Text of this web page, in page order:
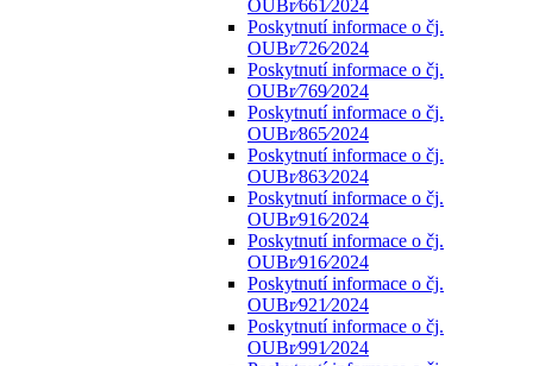
OUBr⁄661⁄2024
Poskytnutí informace o čj.
OUBr⁄726⁄2024
Poskytnutí informace o čj.
OUBr⁄769⁄2024
Poskytnutí informace o čj.
OUBr⁄865⁄2024
Poskytnutí informace o čj.
OUBr⁄863⁄2024
Poskytnutí informace o čj.
OUBr⁄916⁄2024
Poskytnutí informace o čj.
OUBr⁄916⁄2024
Poskytnutí informace o čj.
OUBr⁄921⁄2024
Poskytnutí informace o čj.
OUBr⁄991⁄2024